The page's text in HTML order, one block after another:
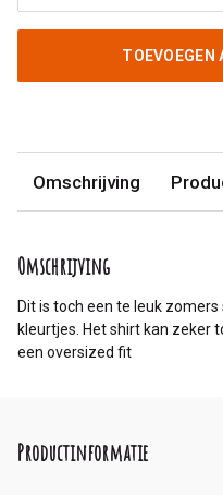
TOEVOEGEN
Omschrijving
Omschrijving
Dit is toch een te leuk
kleurtjes. Het shirt kan zeker
een oversized fit
Productinformatie